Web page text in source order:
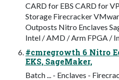
CARD for EBS CARD for
Storage Firecracker
Outposts Nitro Enclaves
Intel / AMD / Arm FPGA /
#cmregrowth 6 Nitro
EKS, SageMaker,
Batch ... - Enclaves -